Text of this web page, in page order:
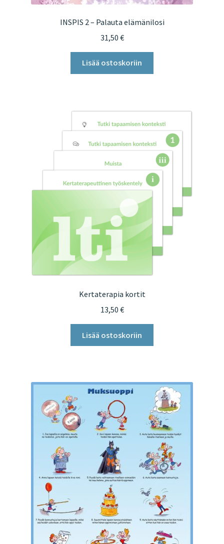
INSPIS 2 – Palauta elämänilosi
31,50 €
Lisää ostoskoriin
Kertaterapia kortit
13,50 €
Lisää ostoskoriin